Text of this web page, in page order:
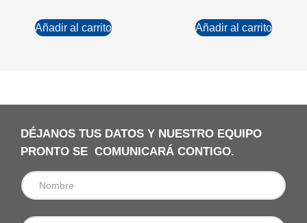
Añadir al carrito Añadir al carrito
DÉJANOS TUS DATOS Y NUESTRO EQUIPO
PRONTO SE COMUNICARÁ CONTIGO.